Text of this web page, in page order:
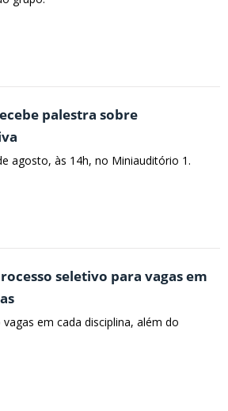
palestra sobre
agosto, às 14h, no Miniauditório 1.
seletivo para vagas em
em cada disciplina, além do